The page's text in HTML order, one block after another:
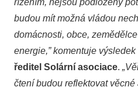
řízením, nejsou podloženy
budou mít možná vládou
domácnosti, obce,
energie,” komentuje výsledek
ředitel Solární asociace.
čtení budou reflektovat věcné